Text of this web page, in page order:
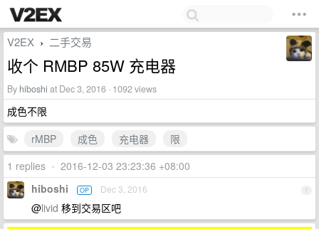
V2EX › 二手交易
收个 RMBP 85W 充电器
By hiboshi at Dec 3, 2016 · 1092 views
成色不限
rMBP
成色 充电器
限
1 replies • 2016-12-03 23:23:36 +08:00
1
hiboshi OP Dec 3, 2016
@livid 移到交易区吧